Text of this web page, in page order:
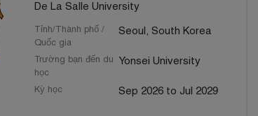
De La Salle University
Tỉnh/Thành phố /
Quốc gia
Seoul, South Korea
Trường bạn đến du
học
Yonsei University
Kỳ học Sep 2026 to Jul 2029